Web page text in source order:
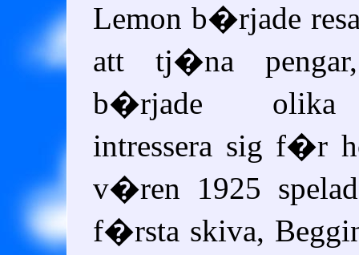
Lemon b�rjade
att tj�na
b�rjade olika
intressera sig f�r
v�ren 1925
f�rsta skiva,